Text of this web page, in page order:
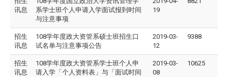
讯息
系学士班个人申请入学面试报到时间
与注意事项
19
招生
讯息
108学年度政大资管系硕士班招生口
试名单与注意事项公告
2019-03-
12
9388
招生
讯息
108学年度政大资管系学士班个人申
请入学「个人资料表」与「面试时间
2019-03-
08
10625